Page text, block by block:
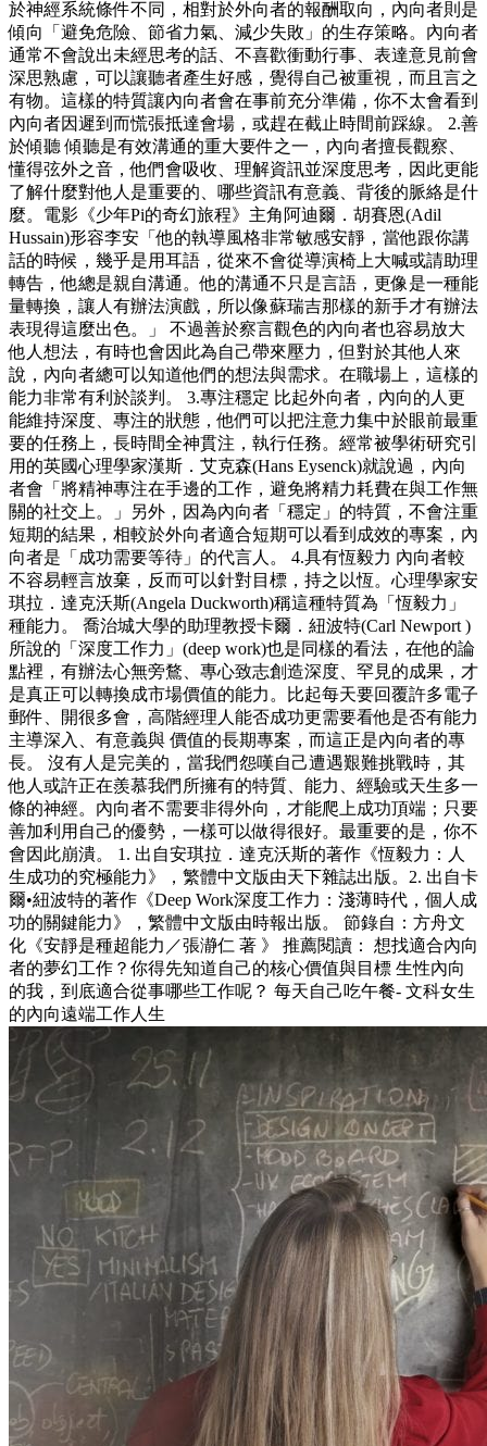
於神經系統條件不同，相對於外向者的報酬取向，內向者則是
傾向「避免危險、節省力氣、減少失敗」的生存策略。內向者
通常不會說出未經思考的話、不喜歡衝動行事、表達意見前會
深思熟慮，可以讓聽者產生好感，覺得自己被重視，而且言之
有物。這樣的特質讓內向者會在事前充分準備，你不太會看到
內向者因遲到而慌張抵達會場，或趕在截止時間前踩線。 2.善
於傾聽 傾聽是有效溝通的重大要件之一，內向者擅長觀察、
懂得弦外之音，他們會吸收、理解資訊並深度思考，因此更能
了解什麼對他人是重要的、哪些資訊有意義、背後的脈絡是什
麼。電影《少年Pi的奇幻旅程》主角阿迪爾．胡賽恩(Adil
Hussain)形容李安「他的執導風格非常敏感安靜，當他跟你講
話的時候，幾乎是用耳語，從來不會從導演椅上大喊或請助理
轉告，他總是親自溝通。他的溝通不只是言語，更像是一種能
量轉換，讓人有辦法演戲，所以像蘇瑞吉那樣的新手才有辦法
表現得這麼出色。」 不過善於察言觀色的內向者也容易放大
他人想法，有時也會因此為自己帶來壓力，但對於其他人來
說，內向者總可以知道他們的想法與需求。在職場上，這樣的
能力非常有利於談判。 3.專注穩定 比起外向者，內向的人更
能維持深度、專注的狀態，他們可以把注意力集中於眼前最重
要的任務上，長時間全神貫注，執行任務。經常被學術研究引
用的英國心理學家漢斯．艾克森(Hans Eysenck)就說過，內向
者會「將精神專注在手邊的工作，避免將精力耗費在與工作無
關的社交上。」另外，因為內向者「穩定」的特質，不會注重
短期的結果，相較於外向者適合短期可以看到成效的專案，內
向者是「成功需要等待」的代言人。 4.具有恆毅力 內向者較
不容易輕言放棄，反而可以針對目標，持之以恆。心理學家安
琪拉．達克沃斯(Angela Duckworth)稱這種特質為「恆毅力」
種能力。 喬治城大學的助理教授卡爾．紐波特(Carl Newport )
所說的「深度工作力」(deep work)也是同樣的看法，在他的論
點裡，有辦法心無旁鶩、專心致志創造深度、罕見的成果，才
是真正可以轉換成市場價值的能力。比起每天要回覆許多電子
郵件、開很多會，高階經理人能否成功更需要看他是否有能力
主導深入、有意義與 價值的長期專案，而這正是內向者的專
長。 沒有人是完美的，當我們怨嘆自己遭遇艱難挑戰時，其
他人或許正在羨慕我們所擁有的特質、能力、經驗或天生多一
條的神經。內向者不需要非得外向，才能爬上成功頂端；只要
善加利用自己的優勢，一樣可以做得很好。最重要的是，你不
會因此崩潰。 1. 出自安琪拉．達克沃斯的著作《恆毅力：人
生成功的究極能力》，繁體中文版由天下雜誌出版。2. 出自卡
爾•紐波特的著作《Deep Work深度工作力：淺薄時代，個人成
功的關鍵能力》，繁體中文版由時報出版。 節錄自：方舟文
化《安靜是種超能力／張瀞仁 著 》 推薦閱讀： 想找適合內向
者的夢幻工作？你得先知道自己的核心價值與目標 生性內向
的我，到底適合從事哪些工作呢？ 每天自己吃午餐- 文科女生
的內向遠端工作人生